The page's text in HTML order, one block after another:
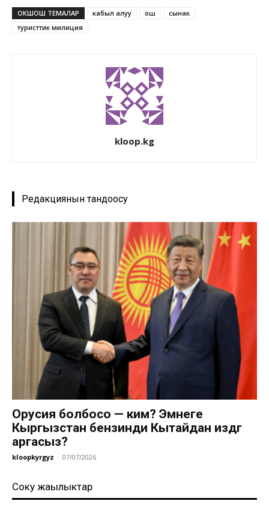
ОКШОШ ТЕМАЛАР кабыл алуу ош
сынак
туристтик милиция
kloop.kg
Редакциянын тандоосу
Орусия болбосо — ким? Эмнеге
Кыргызстан бензинди Кытайдан издөөгө
аргасыз?
kloopkyrgyz - 07/07/2026
Соңку жаңылыктар